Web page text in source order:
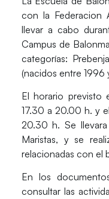
con la Federacion
llevar a cabo
Campus de
categorías:
(nacidos entre 1996
El horario previsto
17.30 a 20.00 h. y
20.30 h. Se
Maristas, y se
relacionadas con el
En los
consultar las